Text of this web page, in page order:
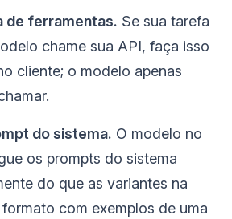
de ferramentas. Se sua tarefa
chame sua API, faça isso
cliente; o modelo apenas
do sistema. O modelo no
os prompts do sistema
do que as variantes na
com exemplos de uma